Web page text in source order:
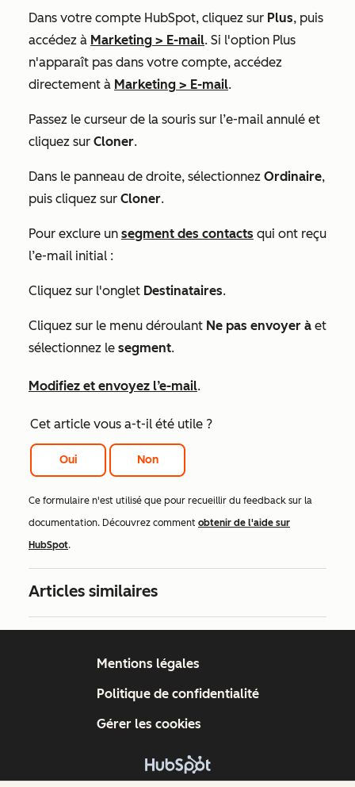
Dans votre compte HubSpot, cliquez sur Plus, puis
accédez à Marketing > E-mail. Si l'option Plus
n'apparaît pas dans votre compte, accédez
directement à Marketing > E-mail.
Passez le curseur de la souris sur l’e-mail annulé et
cliquez sur Cloner.
Dans le panneau de droite, sélectionnez Ordinaire,
puis cliquez sur Cloner.
Pour exclure un segment des contacts qui ont reçu
l’e-mail initial :
Cliquez sur l'onglet Destinataires.
Cliquez sur le menu déroulant Ne pas envoyer à et
sélectionnez le segment.
Modifiez et envoyez l’e-mail.
Cet article vous a-t-il été utile ?
Oui Non
Ce formulaire n'est utilisé que pour recueillir du feedback sur la
documentation. Découvrez comment obtenir de l'aide sur
HubSpot.
Articles similaires
Mentions légales
Politique de confidentialité
Gérer les cookies